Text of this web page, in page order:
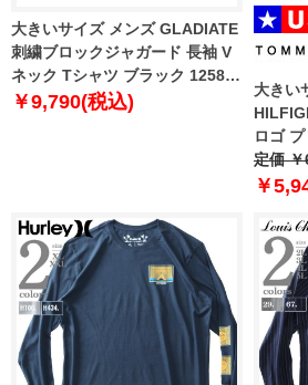
大きいサイズ メンズ GLADIATE
刺繍ブロックジャガード 長袖 V
ネック Tシャツ ブラック 1258-
2355-2 3L 4L 5L 6L
￥9,790(税込)
大きい
ロゴ
直輸入
定価
￥